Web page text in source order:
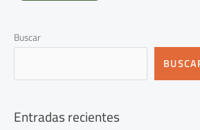
Buscar
Entradas recientes